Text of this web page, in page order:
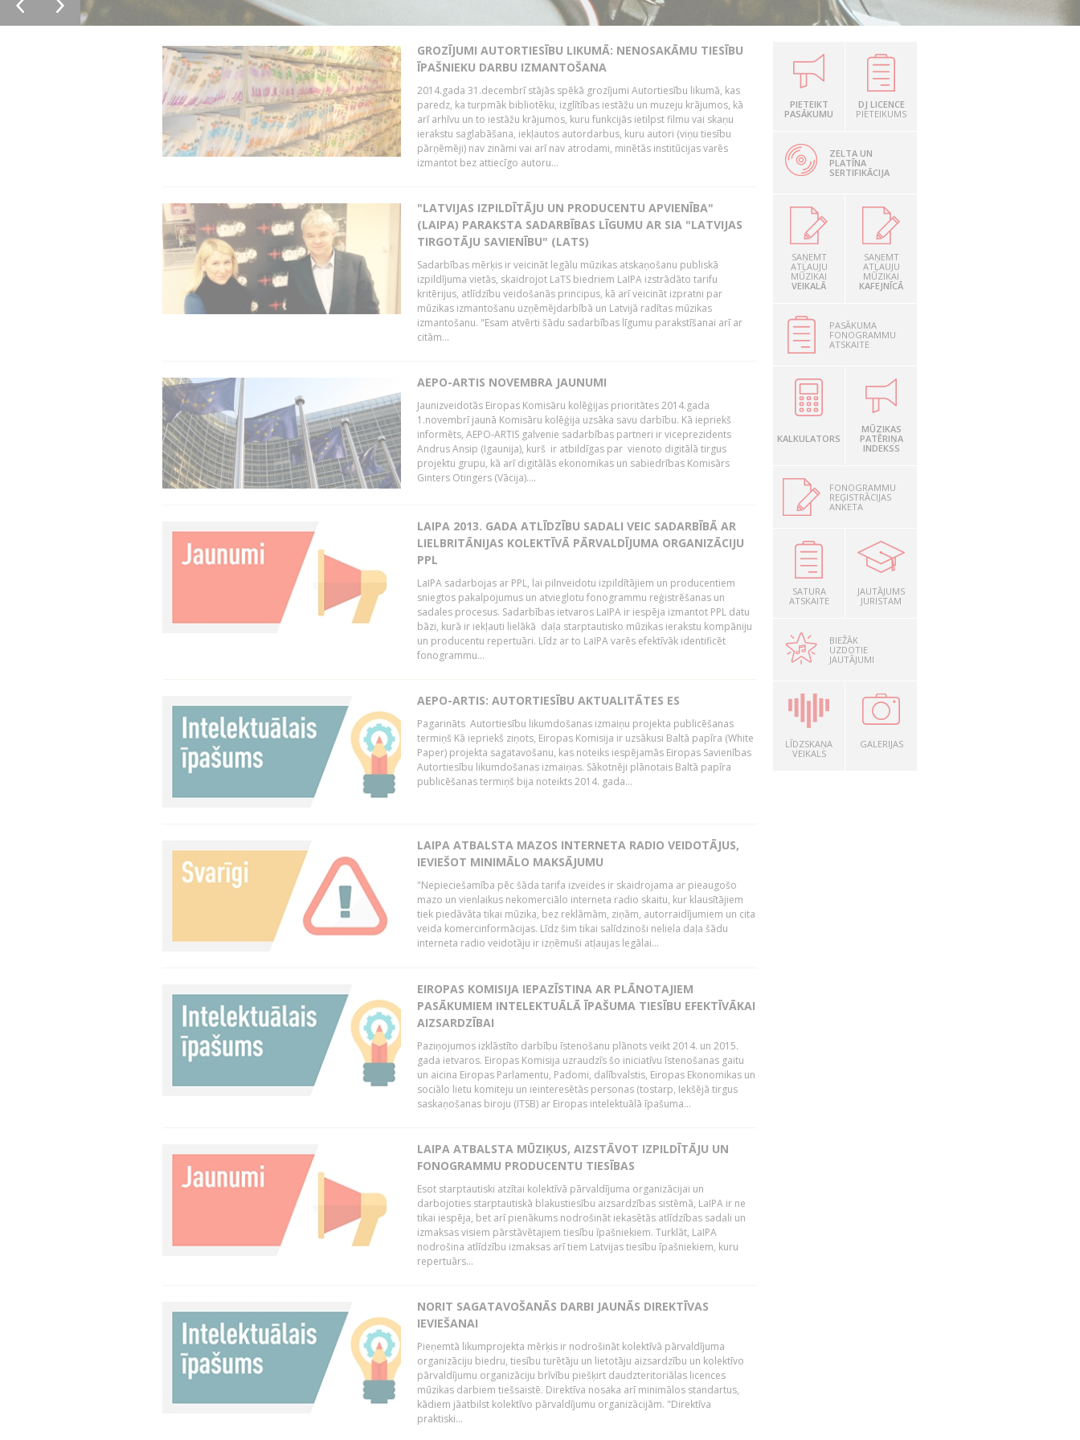
GROZĪJUMI AUTORTIESĪBU LIKUMĀ: NENOSAKĀMU TIESĪBU
ĪPAŠNIEKU DARBU IZMANTOŠANA
2014.gada 31.decembrī stājās spēkā grozījumi Autortiesību likumā, kas
paredz, ka turpmāk bibliotēku, izglītības iestāžu un muzeju krājumos, kā
arī arhīvu un to iestāžu krājumos, kuru funkcijās ietilpst filmu vai skaņu
ierakstu saglabāšana, iekļautos autordarbus, kuru autori (viņu tiesību
pārņēmēji) nav zināmi vai arī nav atrodami, minētās institūcijas varēs
izmantot bez attiecīgo autoru...
"LATVIJAS IZPILDĪTĀJU UN PRODUCENTU APVIENĪBA"
(LAIPA) PARAKSTA SADARBĪBAS LĪGUMU AR SIA "LATVIJAS
TIRGOTĀJU SAVIENĪBU" (LATS)
Sadarbības mērķis ir veicināt legālu mūzikas atskaņošanu publiskā
izpildījuma vietās, skaidrojot LaTS biedriem LaIPA izstrādāto tarifu
kritērijus, atlīdzību veidošanās principus, kā arī veicināt izpratni par
mūzikas izmantošanu uzņēmējdarbībā un Latvijā radītas mūzikas
izmantošanu. "Esam atvērti šādu sadarbības līgumu parakstīšanai arī ar
citām...
AEPO-ARTIS NOVEMBRA JAUNUMI
Jaunizveidotās Eiropas Komisāru kolēģijas prioritātes 2014.gada
1.novembrī jaunā Komisāru kolēģija uzsāka savu darbību. Kā iepriekš
informēts, AEPO-ARTIS galvenie sadarbības partneri ir viceprezidents
Andrus Ansip (Igaunija), kurš ir atbildīgas par vienoto digitālā tirgus
projektu grupu, kā arī digitālās ekonomikas un sabiedrības Komisārs
Ginters Otingers (Vācija)....
LAIPA 2013. GADA ATLĪDZĪBU SADALI VEIC SADARBĪBĀ AR
LIELBRITĀNIJAS KOLEKTĪVĀ PĀRVALDĪJUMA ORGANIZĀCIJU
PPL
LaIPA sadarbojas ar PPL, lai pilnveidotu izpildītājiem un producentiem
sniegtos pakalpojumus un atvieglotu fonogrammu reģistrēšanas un
sadales procesus. Sadarbības ietvaros LaIPA ir iespēja izmantot PPL datu
bāzi, kurā ir iekļauti lielākā daļa starptautisko mūzikas ierakstu kompāniju
un producentu repertuāri. Līdz ar to LaIPA varēs efektīvāk identificēt
fonogrammu...
AEPO-ARTIS: AUTORTIESĪBU AKTUALITĀTES ES
Pagarināts Autortiesību likumdošanas izmaiņu projekta publicēšanas
termiņš Kā iepriekš ziņots, Eiropas Komisija ir uzsākusi Baltā papīra (White
Paper) projekta sagatavošanu, kas noteiks iespējamās Eiropas Savienības
Autortiesību likumdošanas izmaiņas. Sākotnēji plānotais Baltā papīra
publicēšanas termiņš bija noteikts 2014. gada...
LAIPA ATBALSTA MAZOS INTERNETA RADIO VEIDOTĀJUS,
IEVIEŠOT MINIMĀLO MAKSĀJUMU
"Nepieciešamība pēc šāda tarifa izveides ir skaidrojama ar pieaugošo
mazo un vienlaikus nekomerciālo interneta radio skaitu, kur klausītājiem
tiek piedāvāta tikai mūzika, bez reklāmām, ziņām, autorraidījumiem un cita
veida komercinformācijas. Līdz šim tikai salīdzinoši neliela daļa šādu
interneta radio veidotāju ir izņēmuši atļaujas legālai...
EIROPAS KOMISIJA IEPAZĪSTINA AR PLĀNOTAJIEM
PASĀKUMIEM INTELEKTUĀLĀ ĪPAŠUMA TIESĪBU EFEKTĪVĀKAI
AIZSARDZĪBAI
Paziņojumos izklāstīto darbību īstenošanu plānots veikt 2014. un 2015.
gada ietvaros. Eiropas Komisija uzraudzīs šo iniciatīvu īstenošanas gaitu
un aicina Eiropas Parlamentu, Padomi, dalībvalstis, Eiropas Ekonomikas un
sociālo lietu komiteju un ieinteresētās personas (tostarp, Iekšējā tirgus
saskaņošanas biroju (ITSB) ar Eiropas intelektuālā īpašuma...
LAIPA ATBALSTA MŪZIĶUS, AIZSTĀVOT IZPILDĪTĀJU UN
FONOGRAMMU PRODUCENTU TIESĪBAS
Esot starptautiski atzītai kolektīvā pārvaldījuma organizācijai un
darbojoties starptautiskā blakustiesību aizsardzības sistēmā, LaIPA ir ne
tikai iespēja, bet arī pienākums nodrošināt iekasētās atlīdzības sadali un
izmaksas visiem pārstāvētajiem tiesību īpašniekiem. Turklāt, LaIPA
nodrošina atlīdzību izmaksas arī tiem Latvijas tiesību īpašniekiem, kuru
repertuārs...
NORIT SAGATAVOŠANĀS DARBI JAUNĀS DIREKTĪVAS
IEVIEŠANAI
Pieņemtā likumprojekta mērķis ir nodrošināt kolektīvā pārvaldījuma
organizāciju biedru, tiesību turētāju un lietotāju aizsardzību un kolektīvo
pārvaldījumu organizāciju brīvību piešķirt daudzteritoriālas licences
mūzikas darbiem tiešsaistē. Direktīva nosaka arī minimālos standartus,
kādiem jāatbilst kolektīvo pārvaldījumu organizācijām. "Direktīva
praktiski...
PIETEIKT
PASĀKUMU
DJ LICENCE
PIETEIKUMS
ZELTA UN
PLATĪNA
SERTIFIKĀCIJA
SAŅEMT
ATĻAUJU
MŪZIKAI
VEIKALĀ
SAŅEMT
ATĻAUJU
MŪZIKAI
KAFEJNĪCĀ
PASĀKUMA
FONOGRAMMU
ATSKAITE
KALKULATORS
MŪZIKAS
PATĒRIŅA
INDEKSS
FONOGRAMMU
REĢISTRĀCIJAS
ANKETA
SATURA
ATSKAITE
JAUTĀJUMS
JURISTAM
BIEŽĀK
UZDOTIE
JAUTĀJUMI
LĪDZSKAŅA
VEIKALS
GALERIJAS